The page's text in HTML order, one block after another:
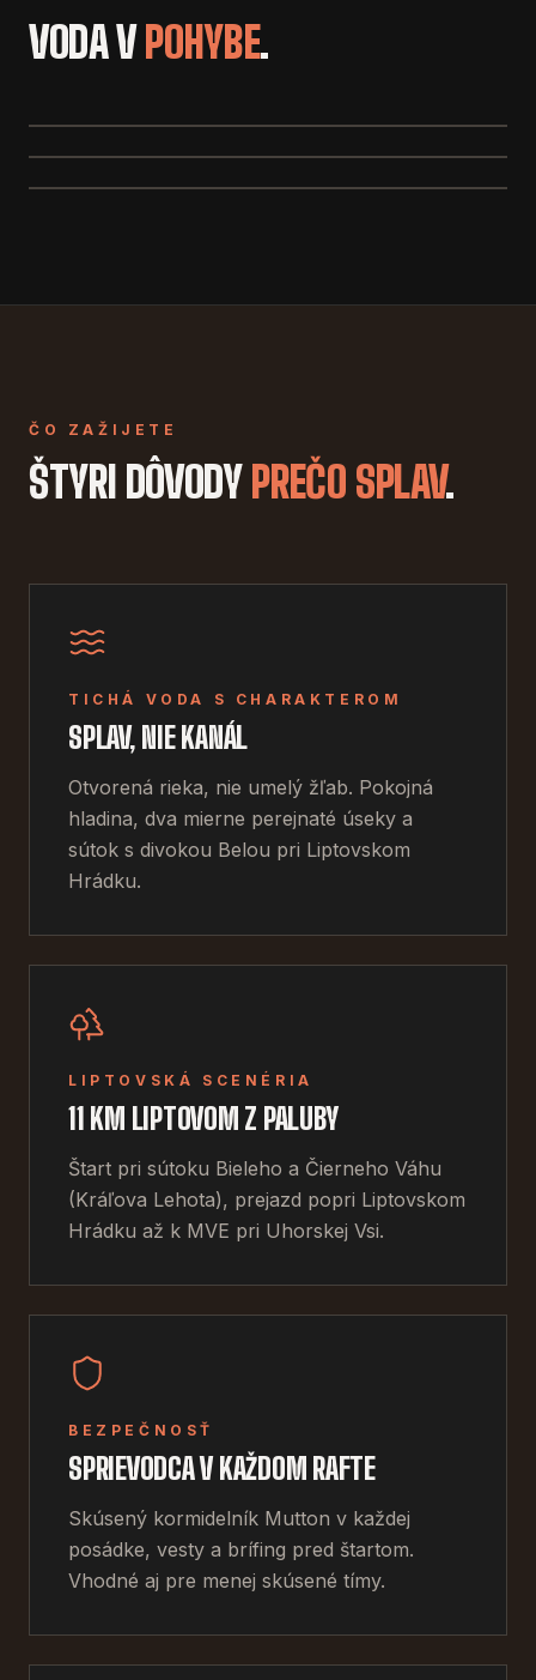
VODA V POHYBE.
ČO ZAŽIJETE
ŠTYRI DÔVODY PREČO SPLAV.
TICHÁ VODA S CHARAKTEROM
SPLAV, NIE KANÁL
Otvorená rieka, nie umelý žľab. Pokojná
hladina, dva mierne perejnaté úseky a
sútok s divokou Belou pri Liptovskom
Hrádku.
LIPTOVSKÁ SCENÉRIA
11 KM LIPTOVOM Z PALUBY
Štart pri sútoku Bieleho a Čierneho Váhu
(Kráľova Lehota), prejazd popri Liptovskom
Hrádku až k MVE pri Uhorskej Vsi.
BEZPEČNOSŤ
SPRIEVODCA V KAŽDOM RAFTE
Skúsený kormidelník Mutton v každej
posádke, vesty a brífing pred štartom.
Vhodné aj pre menej skúsené tímy.